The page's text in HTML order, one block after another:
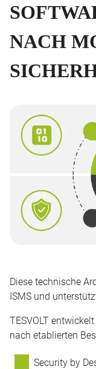
NACH
Diese technische
ISMS und
TESVOLT
nach etablierten
Security by